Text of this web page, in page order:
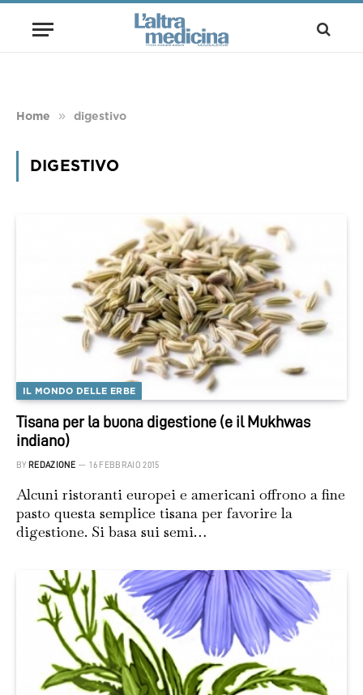
Home » digestivo
DIGESTIVO
IL MONDO DELLE ERBE
Tisana per la buona digestione (e il Mukhwas
indiano)
BY REDAZIONE 16 FEBBRAIO 2015
Alcuni ristoranti europei e americani offrono a fine
pasto questa semplice tisana per favorire la
digestione. Si basa sui semi…